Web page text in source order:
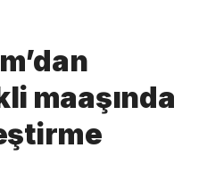
maaşında